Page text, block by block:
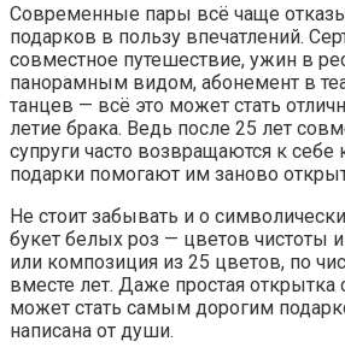
Современные пары всё чаще
подарков в пользу впечатлений.
совместное путешествие, ужин в
панорамным видом, абонемент в
танцев — всё это может стать
летие брака. Ведь после 25 лет
супруги часто возвращаются к себе
подарки помогают им заново
Не стоит забывать и о
букет белых роз — цветов чистоты
или композиция из 25 цветов, по
вместе лет. Даже простая
может стать самым дорогим
написана от души.